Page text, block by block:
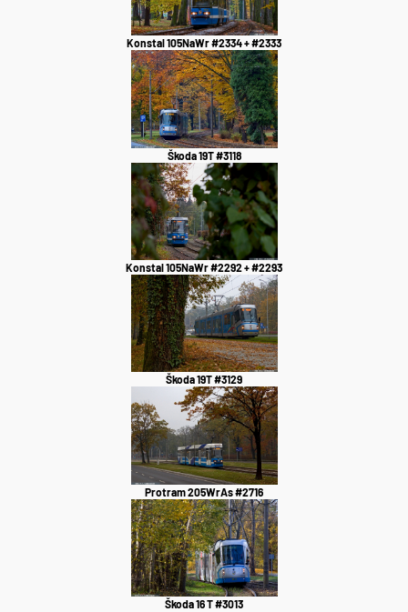
Konstal 105NaWr #2334 + #2333
Škoda 19T #3118
Konstal 105NaWr #2292 + #2293
Škoda 19T #3129
Protram 205WrAs #2716
Škoda 16 T #3013